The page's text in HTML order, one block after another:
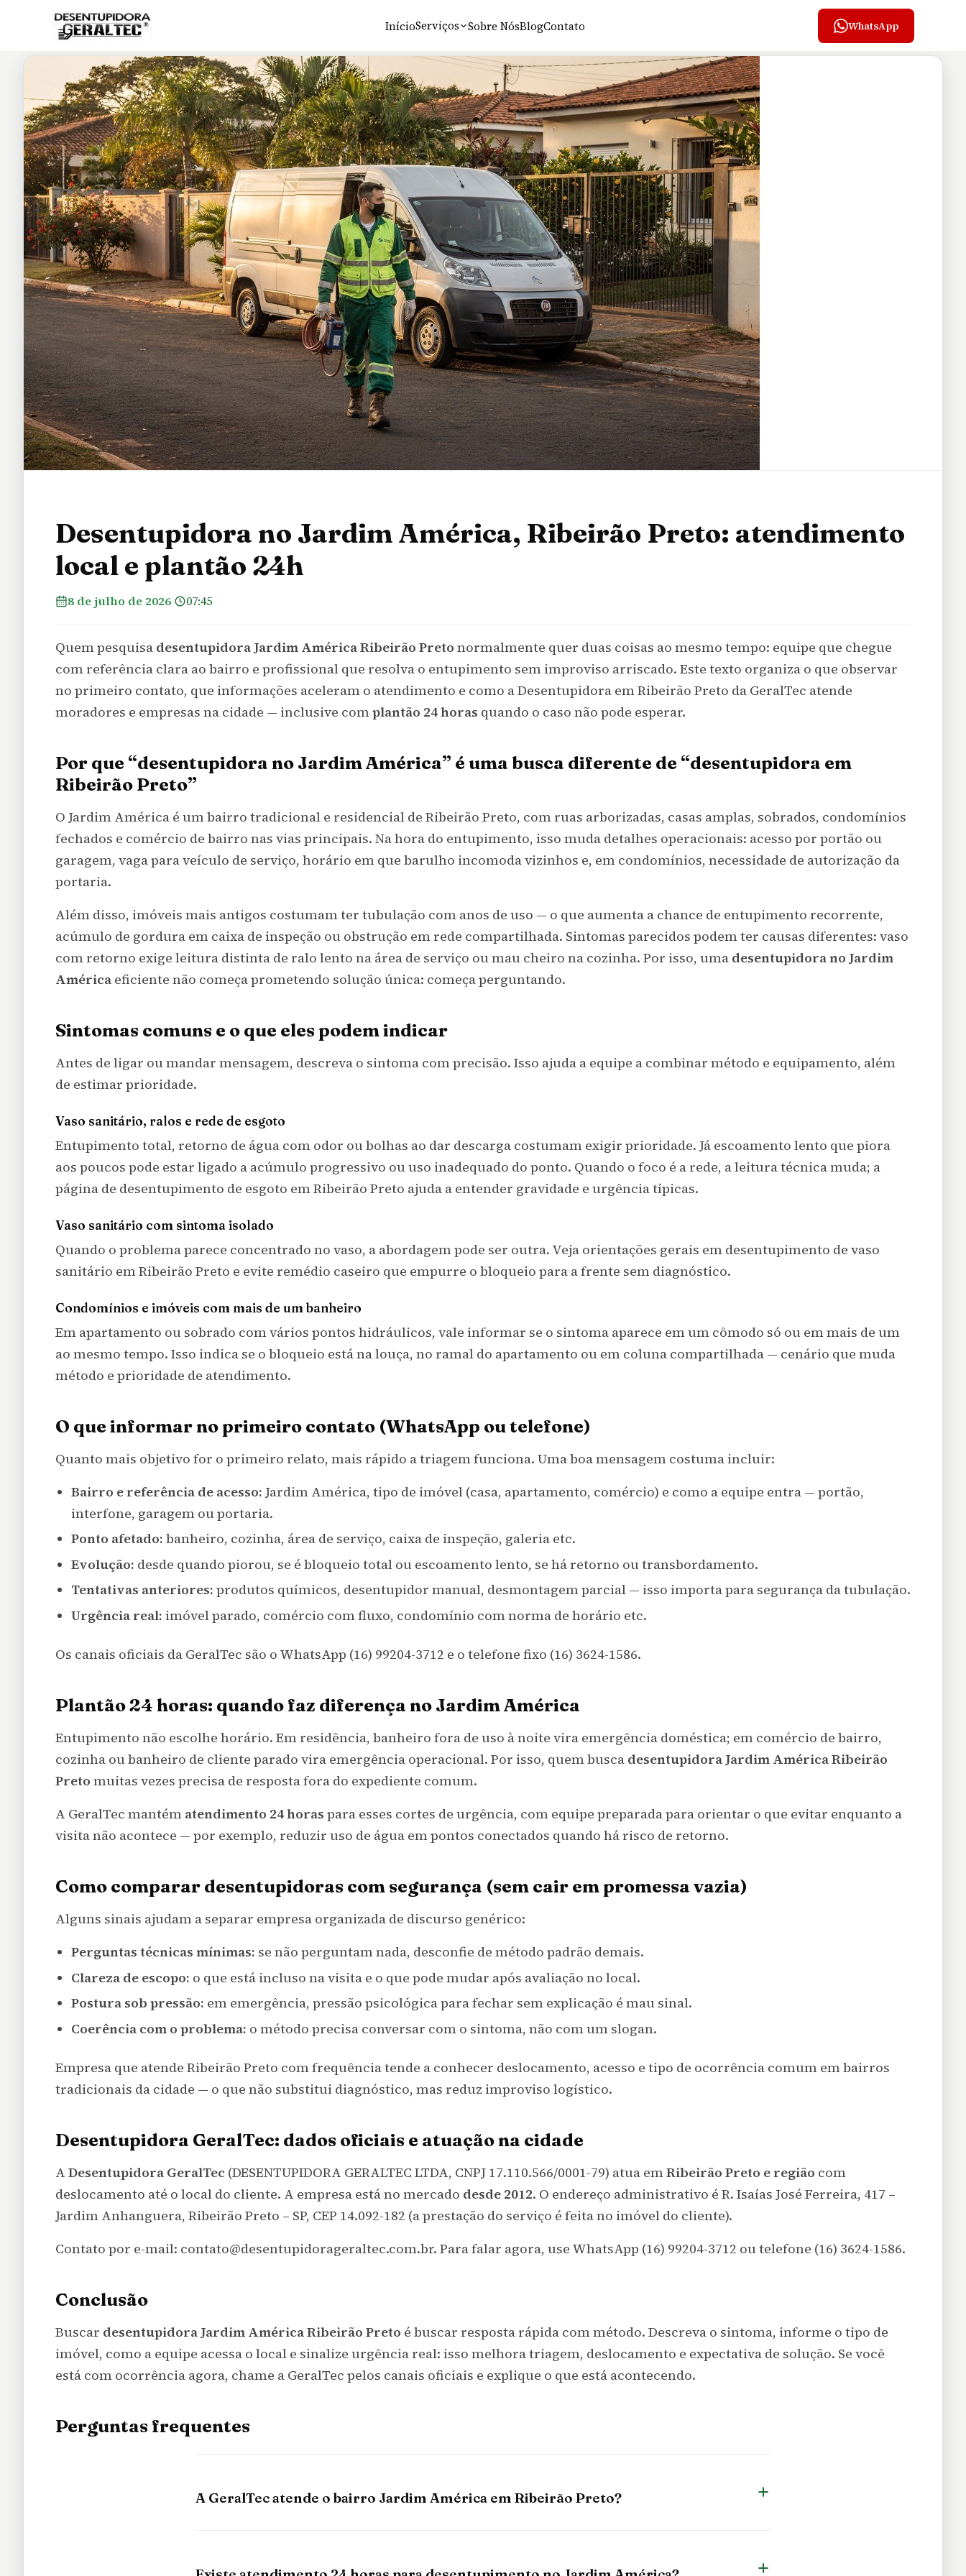
InícioServiços Sobre NósBlogContato WhatsApp
Início Blog Desentupidora no Jardim América, Ribeirão Preto: atendimento local e plantão 24h
Desentupidora no Jardim América, Ribeirão Preto: atendimento
local e plantão 24h
8 de julho de 2026 07:45
Quem pesquisa desentupidora Jardim América Ribeirão Preto normalmente quer duas coisas ao mesmo tempo: equipe que chegue
com referência clara ao bairro e profissional que resolva o entupimento sem improviso arriscado. Este texto organiza o que observar
no primeiro contato, que informações aceleram o atendimento e como aDesentupidora em Ribeirão Preto da GeralTec atende
moradores e empresas na cidade — inclusive complantão 24 horas quando o caso não pode esperar.
Por que “desentupidora no Jardim América” é uma busca diferente de “desentupidora em
Ribeirão Preto”
O Jardim América é um bairro tradicional e residencial de Ribeirão Preto, com ruas arborizadas, casas amplas, sobrados, condomínios
fechados e comércio de bairro nas vias principais. Na hora do entupimento, isso muda detalhes operacionais: acesso por portão ou
garagem, vaga para veículo de serviço, horário em que barulho incomoda vizinhos e, em condomínios, necessidade de autorização da
portaria.
Além disso, imóveis mais antigos costumam ter tubulação com anos de uso — o que aumenta a chance de entupimento recorrente,
acúmulo de gordura em caixa de inspeção ou obstrução em rede compartilhada. Sintomas parecidos podem ter causas diferentes: vaso
com retorno exige leitura distinta de ralo lento na área de serviço ou mau cheiro na cozinha. Por isso, uma desentupidora no Jardim
América eficiente não começa prometendo solução única: começa perguntando.
Sintomas comuns e o que eles podem indicar
Antes de ligar ou mandar mensagem, descreva o sintoma com precisão. Isso ajuda a equipe a combinar método e equipamento, além
de estimar prioridade.
Vaso sanitário, ralos e rede de esgoto
Entupimento total, retorno de água com odor ou bolhas ao dar descarga costumam exigir prioridade. Já escoamento lento que piora
aos poucos pode estar ligado a acúmulo progressivo ou uso inadequado do ponto. Quando o foco é a rede, a leitura técnica muda; a
página de desentupimento de esgoto em Ribeirão Preto ajuda a entender gravidade e urgência típicas.
Vaso sanitário com sintoma isolado
Quando o problema parece concentrado no vaso, a abordagem pode ser outra. Veja orientações gerais em desentupimento de vaso
sanitário em Ribeirão Preto e evite remédio caseiro que empurre o bloqueio para a frente sem diagnóstico.
Condomínios e imóveis com mais de um banheiro
Em apartamento ou sobrado com vários pontos hidráulicos, vale informar se o sintoma aparece em um cômodo só ou em mais de um
ao mesmo tempo. Isso indica se o bloqueio está na louça, no ramal do apartamento ou em coluna compartilhada — cenário que muda
método e prioridade de atendimento.
O que informar no primeiro contato (WhatsApp ou telefone)
Quanto mais objetivo for o primeiro relato, mais rápido a triagem funciona. Uma boa mensagem costuma incluir:
Bairro e referência de acesso: Jardim América, tipo de imóvel (casa, apartamento, comércio) e como a equipe entra — portão,
interfone, garagem ou portaria.
Ponto afetado: banheiro, cozinha, área de serviço, caixa de inspeção, galeria etc.
Evolução: desde quando piorou, se é bloqueio total ou escoamento lento, se há retorno ou transbordamento.
Tentativas anteriores: produtos químicos, desentupidor manual, desmontagem parcial — isso importa para segurança da tubulação.
Urgência real: imóvel parado, comércio com fluxo, condomínio com norma de horário etc.
Os canais oficiais da GeralTec são o WhatsApp (16) 99204-3712 e o telefone fixo (16) 3624-1586.
Plantão 24 horas: quando faz diferença no Jardim América
Entupimento não escolhe horário. Em residência, banheiro fora de uso à noite vira emergência doméstica; em comércio de bairro,
cozinha ou banheiro de cliente parado vira emergência operacional. Por isso, quem busca desentupidora Jardim América Ribeirão
Preto muitas vezes precisa de resposta fora do expediente comum.
A GeralTec mantém atendimento 24 horas para esses cortes de urgência, com equipe preparada para orientar o que evitar enquanto a
visita não acontece — por exemplo, reduzir uso de água em pontos conectados quando há risco de retorno.
Como comparar desentupidoras com segurança (sem cair em promessa vazia)
Alguns sinais ajudam a separar empresa organizada de discurso genérico:
Perguntas técnicas mínimas: se não perguntam nada, desconfie de método padrão demais.
Clareza de escopo: o que está incluso na visita e o que pode mudar após avaliação no local.
Postura sob pressão: em emergência, pressão psicológica para fechar sem explicação é mau sinal.
Coerência com o problema: o método precisa conversar com o sintoma, não com um slogan.
Empresa que atende Ribeirão Preto com frequência tende a conhecer deslocamento, acesso e tipo de ocorrência comum em bairros
tradicionais da cidade — o que não substitui diagnóstico, mas reduz improviso logístico.
Desentupidora GeralTec: dados oficiais e atuação na cidade
A Desentupidora GeralTec (DESENTUPIDORA GERALTEC LTDA, CNPJ 17.110.566/0001-79) atua emRibeirão Preto e região com
deslocamento até o local do cliente. A empresa está no mercado desde 2012. O endereço administrativo é R. Isaías José Ferreira, 417 –
Jardim Anhanguera, Ribeirão Preto – SP, CEP 14.092-182 (a prestação do serviço é feita no imóvel do cliente).
Contato por e-mail: contato@desentupidorageraltec.com.br. Para falar agora, use WhatsApp (16) 99204-3712 ou telefone (16) 3624-1586.
Conclusão
Buscar desentupidora Jardim América Ribeirão Preto é buscar resposta rápida com método. Descreva o sintoma, informe o tipo de
imóvel, como a equipe acessa o local e sinalize urgência real: isso melhora triagem, deslocamento e expectativa de solução. Se você
está com ocorrência agora, chame a GeralTec pelos canais oficiais e explique o que está acontecendo.
Perguntas frequentes
A GeralTec atende o bairro Jardim América em Ribeirão Preto?